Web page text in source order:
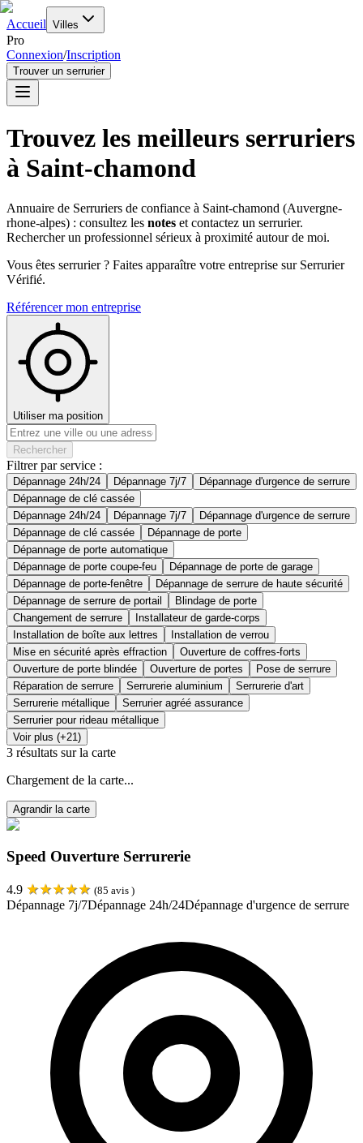
Accueil Villes
Pro
Connexion/Inscription
Trouver un serrurier
Trouvez les meilleurs serruriers
à Saint-chamond
Annuaire de Serruriers de confiance à Saint-chamond (Auvergne-
rhone-alpes) : consultez les notes et contactez un serrurier.
Rechercher un professionnel sérieux à proximité autour de moi.
Vous êtes serrurier ? Faites apparaître votre entreprise sur Serrurier
Vérifié.
Référencer mon entreprise
Utiliser ma position
Rechercher
Filtrer par service :
Dépannage 24h/24 Dépannage 7j/7
Dépannage d'urgence de serrure
Dépannage de clé cassée
Dépannage 24h/24
Dépannage 7j/7
Dépannage d'urgence de serrure
Dépannage de clé cassée
Dépannage de porte
Dépannage de porte automatique
Dépannage de porte coupe-feu
Dépannage de porte de garage
Dépannage de porte-fenêtre
Dépannage de serrure de haute sécurité
Dépannage de serrure de portail
Blindage de porte
Changement de serrure
Installateur de garde-corps
Installation de boîte aux lettres
Installation de verrou
Mise en sécurité après effraction
Ouverture de coffres-forts
Ouverture de porte blindée
Ouverture de portes
Pose de serrure
Réparation de serrure
Serrurerie aluminium
Serrurerie d'art
Serrurerie métallique
Serrurier agréé assurance
Serrurier pour rideau métallique
Voir plus (+21)
3 résultats sur la carte
Chargement de la carte...
Agrandir la carte
Speed Ouverture Serrurerie
4.9 ★★★★★ (85 avis )
Dépannage 7j/7Dépannage 24h/24Dépannage d'urgence de serrure